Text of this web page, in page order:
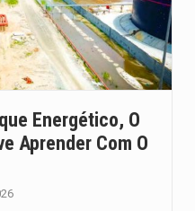
Um dos casos mais graves envolveu a residência de Sam…
A cidade de Bunia, capital da província de Ituri, tornou-se…
Legislação, renomeada em homenagem ao falecido senador Lindsey Graham, foi…
Energético, O
Aprender Com O